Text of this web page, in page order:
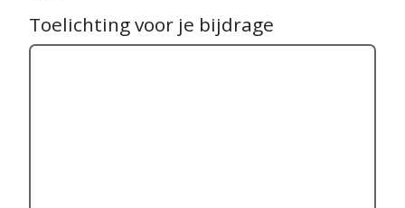
Toelichting voor je bijdrage